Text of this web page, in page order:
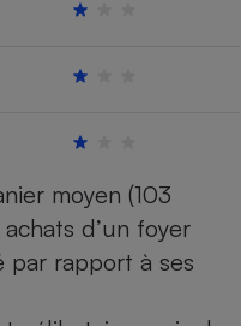
moyen (103
d’un foyer
par rapport à ses